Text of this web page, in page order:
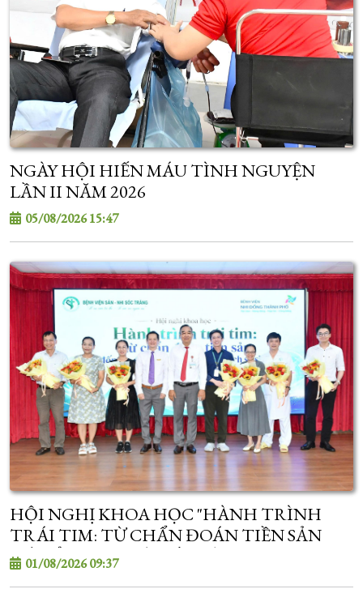
NGÀY HỘI HIẾN MÁU TÌNH NGUYỆN
LẦN II NĂM 2026
05/08/2026 15:47
HỘI NGHỊ KHOA HỌC "HÀNH TRÌNH
TRÁI TIM: TỪ CHẨN ĐOÁN TIỀN SẢN
ĐẾN ỔN ĐỊNH VÀ CẤP CỨU TIM MẠCH SƠ
SINH"
01/08/2026 09:37